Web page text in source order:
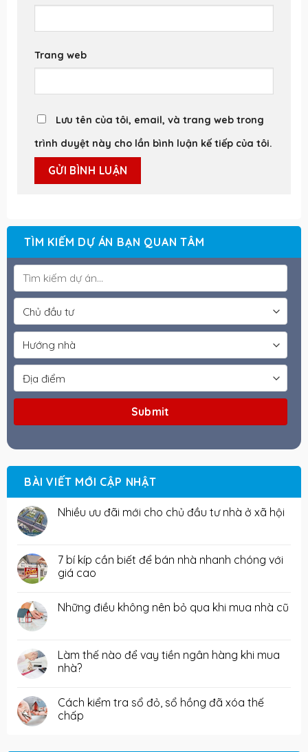
Trang web
Lưu tên của tôi, email, và trang web trong
trình duyệt này cho lần bình luận kế tiếp của tôi.
TÌM KIẾM DỰ ÁN BẠN QUAN TÂM
BÀI VIẾT MỚI CẬP NHẬT
Nhiều ưu đãi mới cho chủ đầu tư nhà ở xã hội
7 bí kíp cần biết để bán nhà nhanh chóng với
giá cao
Những điều không nên bỏ qua khi mua nhà cũ
Làm thế nào để vay tiền ngân hàng khi mua
nhà?
Cách kiểm tra sổ đỏ, sổ hồng đã xóa thế
chấp